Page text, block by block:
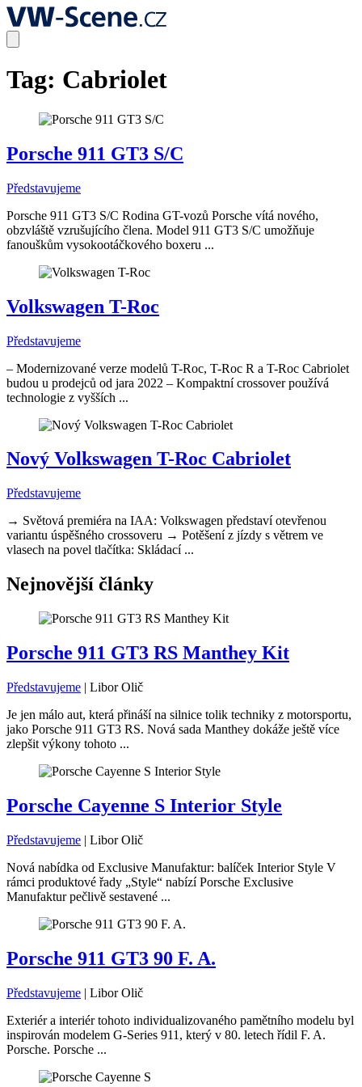
Tag: Cabriolet
Porsche 911 GT3 S/C
Představujeme
Porsche 911 GT3 S/C Rodina GT-vozů Porsche vítá nového,
obzvláště vzrušujícího člena. Model 911 GT3 S/C umožňuje
fanouškům vysokootáčkového boxeru ...
Volkswagen T-Roc
Představujeme
– Modernizované verze modelů T-Roc, T-Roc R a T-Roc Cabriolet
budou u prodejců od jara 2022 – Kompaktní crossover používá
technologie z vyšších ...
Nový Volkswagen T-Roc Cabriolet
Představujeme
→ Světová premiéra na IAA: Volkswagen představí otevřenou
variantu úspěšného crossoveru → Potěšení z jízdy s větrem ve
vlasech na povel tlačítka: Skládací ...
Nejnovější články
Porsche 911 GT3 RS Manthey Kit
Představujeme | Libor Olič
Je jen málo aut, která přináší na silnice tolik techniky z motorsportu,
jako Porsche 911 GT3 RS. Nová sada Manthey dokáže ještě více
zlepšit výkony tohoto ...
Porsche Cayenne S Interior Style
Představujeme | Libor Olič
Nová nabídka od Exclusive Manufaktur: balíček Interior Style V
rámci produktové řady „Style“ nabízí Porsche Exclusive
Manufaktur pečlivě sestavené ...
Porsche 911 GT3 90 F. A.
Představujeme | Libor Olič
Exteriér a interiér tohoto individualizovaného pamětního modelu byl
inspirován modelem G-Series 911, který v 80. letech řídil F. A.
Porsche. Porsche ...